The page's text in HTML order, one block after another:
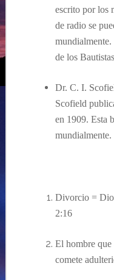
escrito por los
de radio se
mundialmente.
de los
Dr. C. I.
Scofield
en 1909. Esta
mundialmente.
Divorcio =
2:16
El hombre que
comete